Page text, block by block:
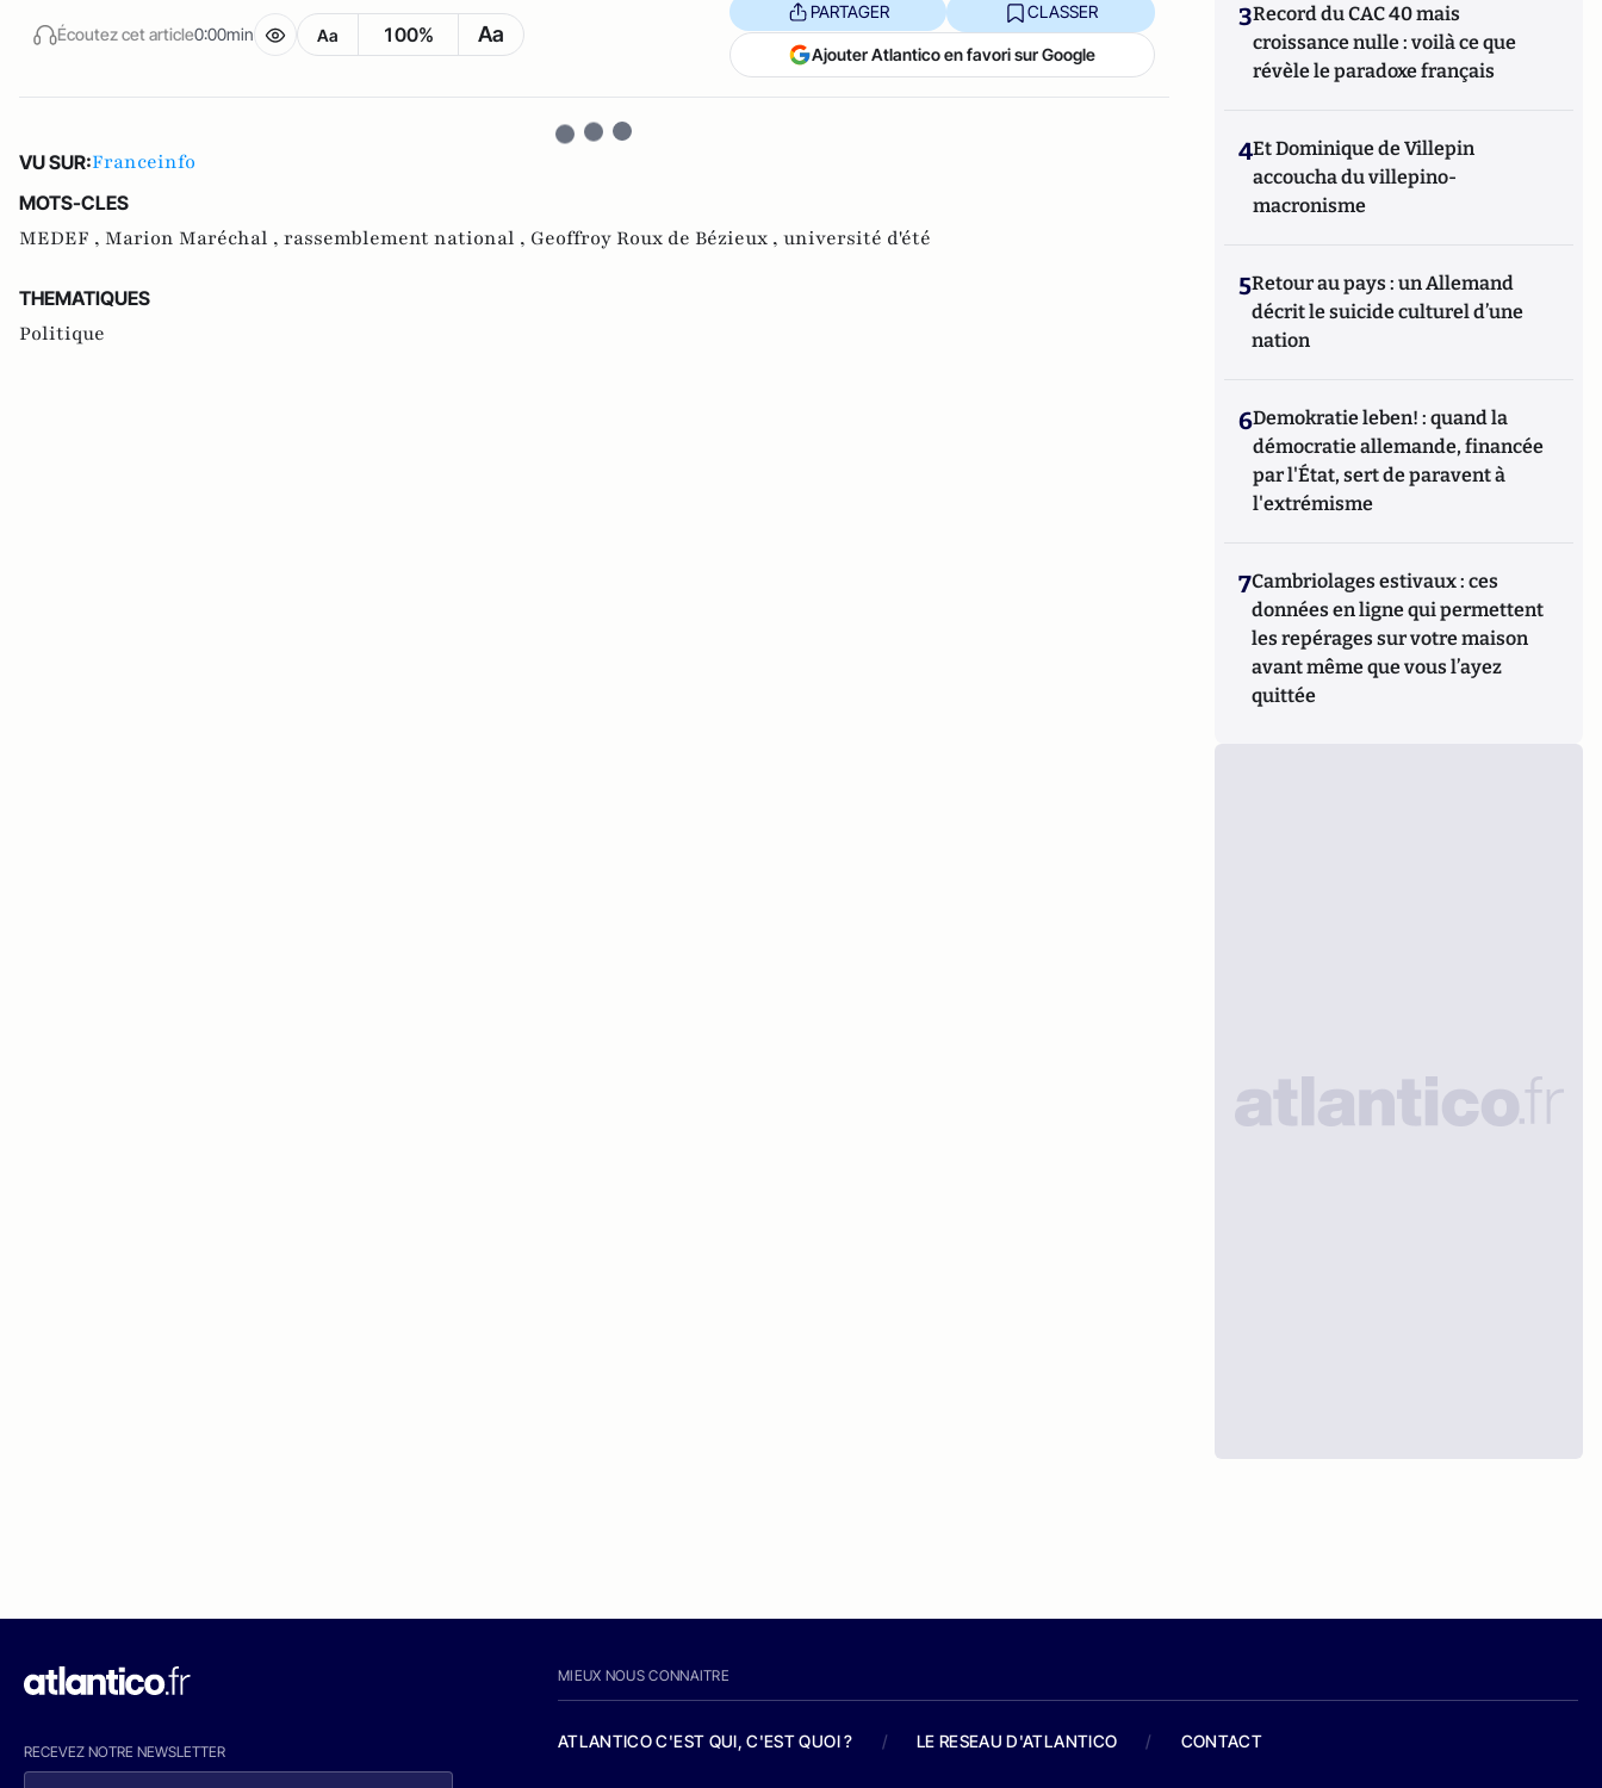
Écoutez cet article0:00min Aa 100% Aa
PARTAGER CLASSER
Ajouter Atlantico en favori sur Google
VU SUR:Franceinfo
MOTS-CLES
MEDEF , Marion Maréchal , rassemblement national , Geoffroy Roux de Bézieux , université d'été
THEMATIQUES
Politique
3Record du CAC 40 mais
croissance nulle : voilà ce que
révèle le paradoxe français
4Et Dominique de Villepin
accoucha du villepino-
macronisme
5Retour au pays : un Allemand
décrit le suicide culturel d’une
nation
6Demokratie leben! : quand la
démocratie allemande, financée
par l'État, sert de paravent à
l'extrémisme
7Cambriolages estivaux : ces
données en ligne qui permettent
les repérages sur votre maison
avant même que vous l’ayez
quittée
RECEVEZ NOTRE NEWSLETTER
MIEUX NOUS CONNAITRE
ATLANTICO C'EST QUI, C'EST QUOI ? / LE RESEAU D'ATLANTICO / CONTACT